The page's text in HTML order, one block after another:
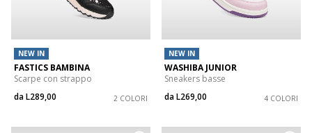
NEW IN
FASTICS BAMBINA
Scarpe con strappo
daL289,00 2 COLORI
NEW IN
WASHIBA JUNIOR
Sneakers basse
daL269,00 4 COLORI